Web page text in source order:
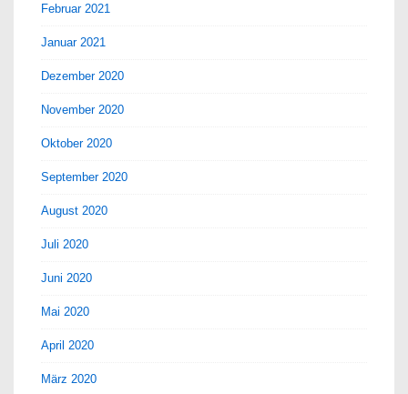
Februar 2021
Januar 2021
Dezember 2020
November 2020
Oktober 2020
September 2020
August 2020
Juli 2020
Juni 2020
Mai 2020
April 2020
März 2020